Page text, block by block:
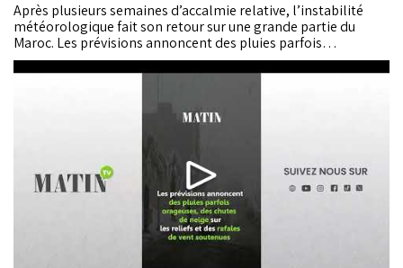
Après plusieurs semaines d’accalmie relative, l’instabilité
météorologique fait son retour sur une grande partie du
Maroc. Les prévisions annoncent des pluies parfois
orageuses, des chutes de neige sur les reliefs et des rafales de
vent soutenues.